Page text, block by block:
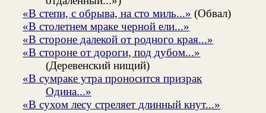
«В степи, с обрыва, на сто миль...» (Обвал)
«В столетнем мраке черной ели...»
«В стороне далекой от родного края...»
«В стороне от дороги, под дубом...»
(Деревенский нищий)
«В сумраке утра проносится призрак
Одина...»
«В сухом лесу стреляет длинный кнут...»